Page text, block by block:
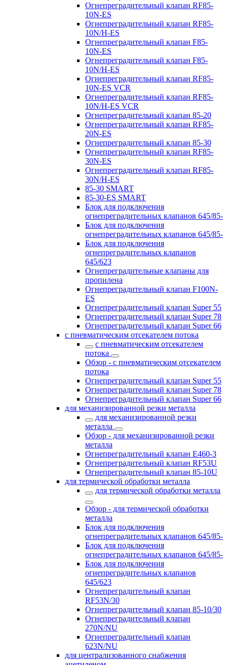
Огнепреградительный клапан RF85-
10N-ES
Огнепреградительный клапан RF85-
10N/H-ES
Огнепреградительный клапан F85-
10N-ES
Огнепреградительный клапан F85-
10N/H-ES
Огнепреградительный клапан RF85-
10N-ES VCR
Огнепреградительный клапан RF85-
10N/H-ES VCR
Огнепреградительный клапан 85-20
Огнепреградительный клапан RF85-
20N-ES
Огнепреградительный клапан 85-30
Огнепреградительный клапан RF85-
30N-ES
Огнепреградительный клапан RF85-
30N/H-ES
85-30 SMART
85-30-ES SMART
Блок для подключения
огнепреградительных клапанов 645/85-
Блок для подключения
огнепреградительных клапанов 645/85-
Блок для подключения
огнепреградительных клапанов
645/623
Огнепреградительные клапаны для
пропилена
Огнепреградительный клапан F100N-
ES
Огнепреградительный клапан Super 55
Огнепреградительный клапан Super 78
Огнепреградительный клапан Super 66
с пневматическим отсекателем потока
с пневматическим отсекателем
потока
Обзор - с пневматическим отсекателем
потока
Огнепреградительный клапан Super 55
Огнепреградительный клапан Super 78
Огнепреградительный клапан Super 66
для механизированной резки металла
для механизированной резки
металла
Обзор - для механизированной резки
металла
Огнепреградительный клапан E460-3
Огнепреградительный клапан RF53U
Огнепреградительный клапан 85-10U
для термической обработки металла
для термической обработки металла
Обзор - для термической обработки
металла
Блок для подключения
огнепреградительных клапанов 645/85-
Блок для подключения
огнепреградительных клапанов 645/85-
Блок для подключения
огнепреградительных клапанов
645/623
Огнепреградительный клапан
RF53N/30
Огнепреградительный клапан 85-10/30
Огнепреградительный клапан
270N/NU
Огнепреградительный клапан
623N/NU
для централизованного снабжения